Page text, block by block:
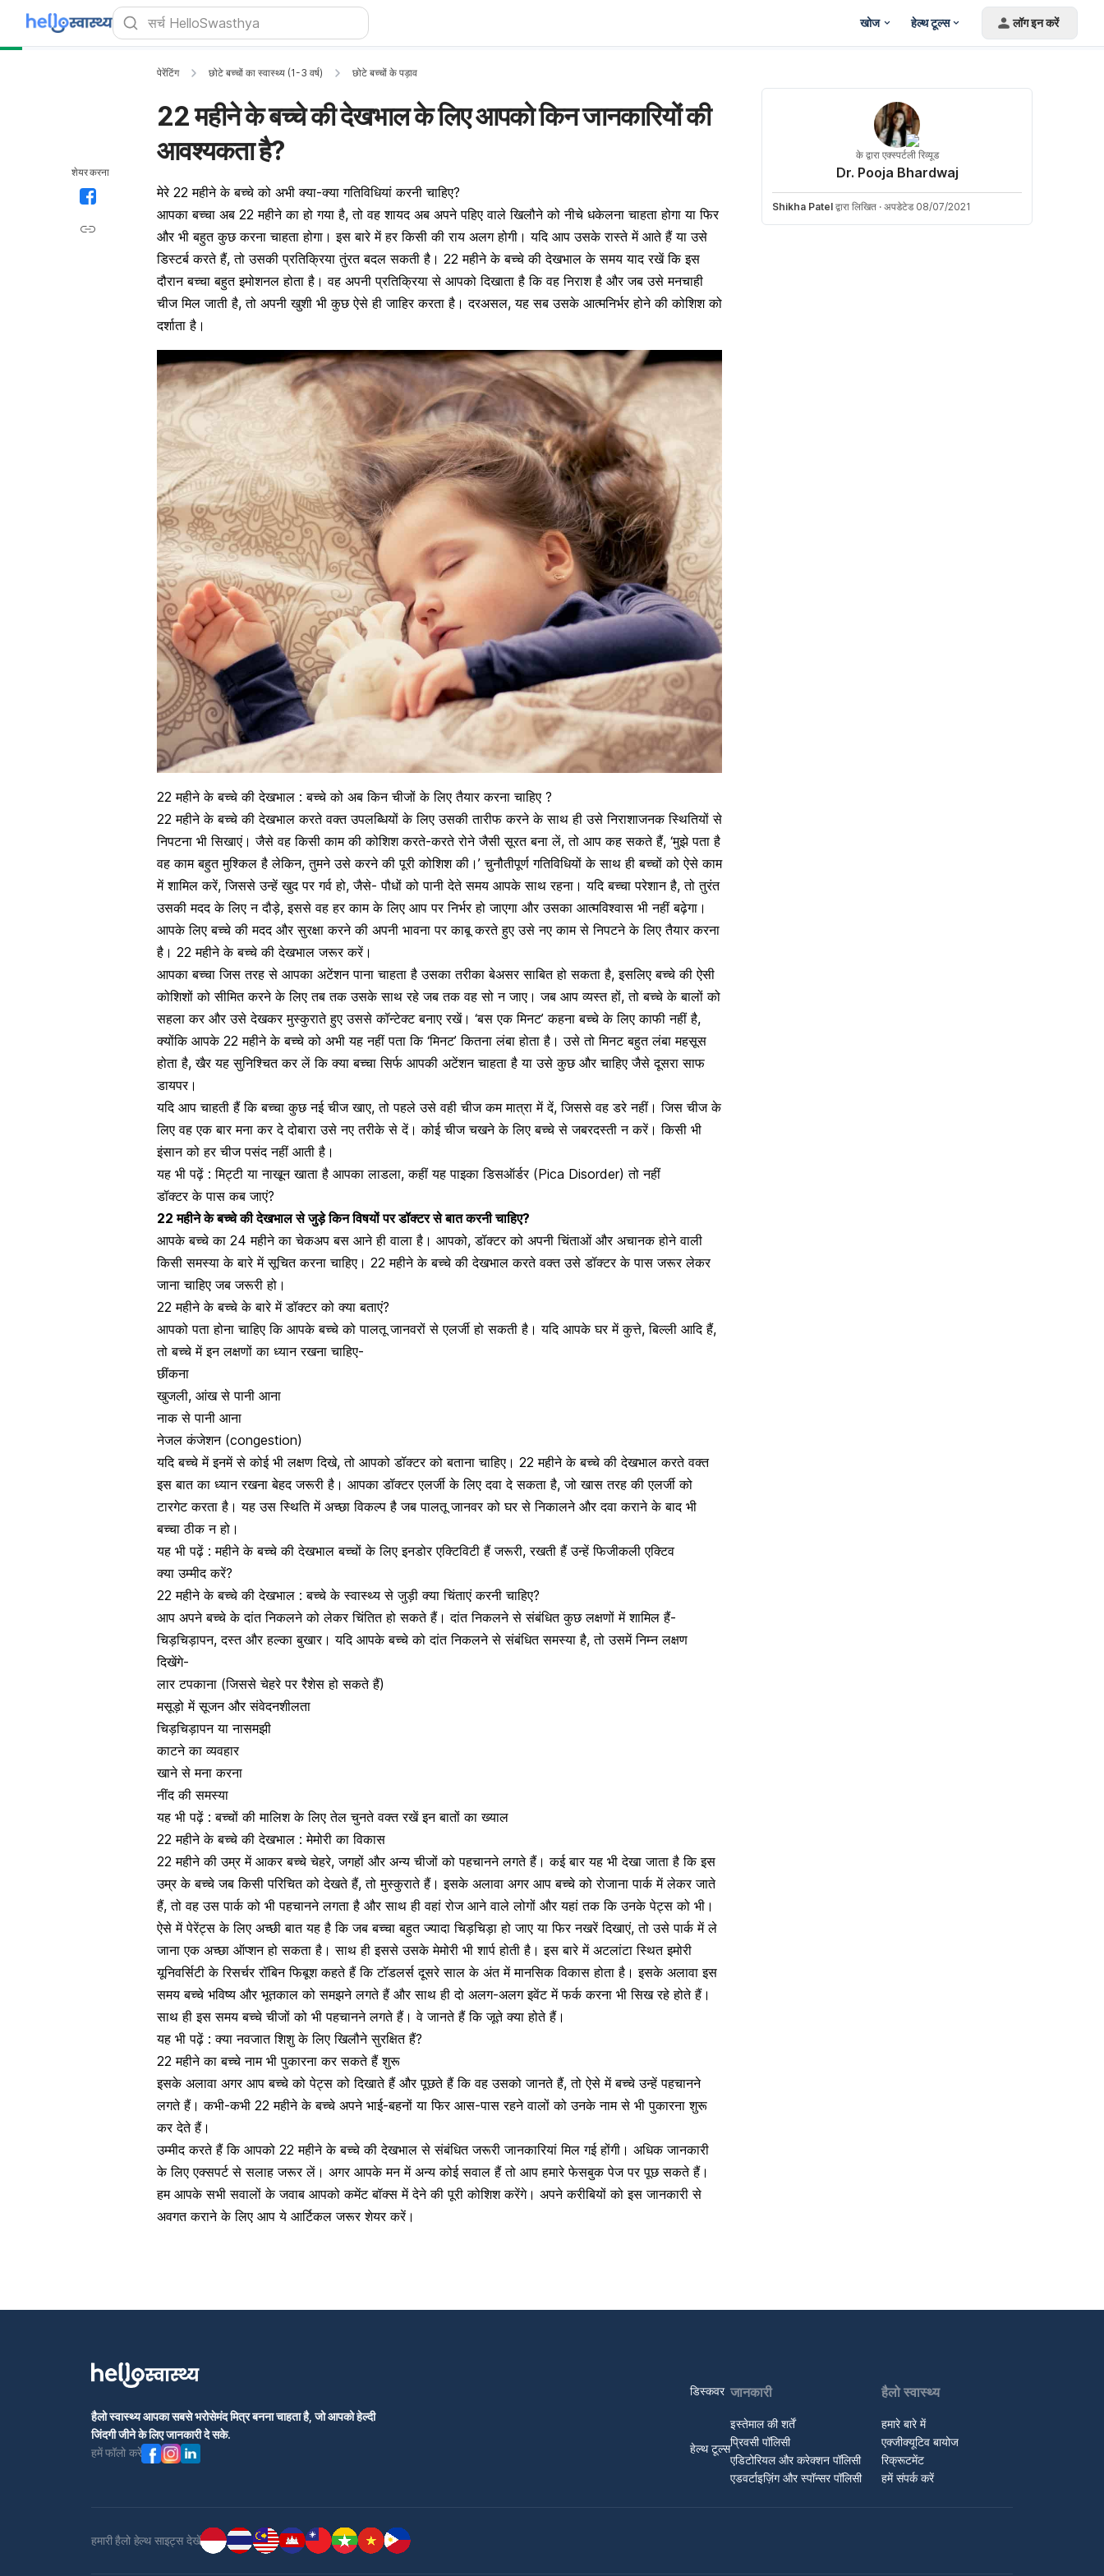
खोज हेल्थ टूल्स लॉग इन करें
शेयर करना
पेरेंटिंग छोटे बच्चों का स्वास्थ्य (1-3 वर्ष) छोटे बच्चों के पड़ाव
22 महीने के बच्चे की देखभाल के लिए आपको किन जानकारियों की
आवश्यकता है?
मेरे 22 महीने के बच्चे को अभी क्या-क्या गतिविधियां करनी चाहिए?
आपका बच्चा अब 22 महीने का हो गया है, तो वह शायद अब अपने पहिए वाले खिलौने को नीचे धकेलना चाहता होगा या फिर
और भी बहुत कुछ करना चाहता होगा। इस बारे में हर किसी की राय अलग होगी। यदि आप उसके रास्ते में आते हैं या उसे
डिस्टर्ब करते हैं, तो उसकी प्रतिक्रिया तुंरत बदल सकती है। 22 महीने के बच्चे की देखभाल के समय याद रखें कि इस
दौरान बच्चा बहुत इमोशनल होता है। वह अपनी प्रतिक्रिया से आपको दिखाता है कि वह निराश है और जब उसे मनचाही
चीज मिल जाती है, तो अपनी खुशी भी कुछ ऐसे ही जाहिर करता है। दरअसल, यह सब उसके आत्मनिर्भर होने की कोशिश को
दर्शाता है।
22 महीने के बच्चे की देखभाल : बच्चे को अब किन चीजों के लिए तैयार करना चाहिए ?
22 महीने के बच्चे की देखभाल करते वक्त उपलब्धियों के लिए उसकी तारीफ करने के साथ ही उसे निराशाजनक स्थितियों से
निपटना भी सिखाएं। जैसे वह किसी काम की कोशिश करते-करते रोने जैसी सूरत बना लें, तो आप कह सकते हैं, ‘मुझे पता है
वह काम बहुत मुश्किल है लेकिन, तुमने उसे करने की पूरी कोशिश की।’ चुनौतीपूर्ण गतिविधियों के साथ ही बच्चों को ऐसे काम
में शामिल करें, जिससे उन्हें खुद पर गर्व हो, जैसे- पौधों को पानी देते समय आपके साथ रहना। यदि बच्चा परेशान है, तो तुरंत
उसकी मदद के लिए न दौड़े, इससे वह हर काम के लिए आप पर निर्भर हो जाएगा और उसका आत्मविश्वास भी नहीं बढ़ेगा।
आपके लिए बच्चे की मदद और सुरक्षा करने की अपनी भावना पर काबू करते हुए उसे नए काम से निपटने के लिए तैयार करना
है। 22 महीने के बच्चे की देखभाल जरूर करें।
आपका बच्चा जिस तरह से आपका अटेंशन पाना चाहता है उसका तरीका बेअसर साबित हो सकता है, इसलिए बच्चे की ऐसी
कोशिशों को सीमित करने के लिए तब तक उसके साथ रहे जब तक वह सो न जाए। जब आप व्यस्त हों, तो बच्चे के बालों को
सहला कर और उसे देखकर मुस्कुराते हुए उससे कॉन्टेक्ट बनाए रखें। ‘बस एक मिनट’ कहना बच्चे के लिए काफी नहीं है,
क्योंकि आपके 22 महीने के बच्चे को अभी यह नहीं पता कि ‘मिनट’ कितना लंबा होता है। उसे तो मिनट बहुत लंबा महसूस
होता है, खैर यह सुनिश्चित कर लें कि क्या बच्चा सिर्फ आपकी अटेंशन चाहता है या उसे कुछ और चाहिए जैसे दूसरा साफ
डायपर।
यदि आप चाहती हैं कि बच्चा कुछ नई चीज खाए, तो पहले उसे वही चीज कम मात्रा में दें, जिससे वह डरे नहीं। जिस चीज के
लिए वह एक बार मना कर दे दोबारा उसे नए तरीके से दें। कोई चीज चखने के लिए बच्चे से जबरदस्ती न करें। किसी भी
इंसान को हर चीज पसंद नहीं आती है।
यह भी पढ़ें :मिट्टी या नाखून खाता है आपका लाडला, कहीं यह पाइका डिसऑर्डर (Pica Disorder) तो नहीं
डॉक्टर के पास कब जाएं?
22 महीने के बच्चे की देखभाल से जुड़े किन विषयों पर डॉक्टर से बात करनी चाहिए?
आपके बच्चे का 24 महीने का चेकअप बस आने ही वाला है। आपको, डॉक्टर को अपनी चिंताओं और अचानक होने वाली
किसी समस्या के बारे में सूचित करना चाहिए। 22 महीने के बच्चे की देखभाल करते वक्त उसे डॉक्टर के पास जरूर लेकर
जाना चाहिए जब जरूरी हो।
22 महीने के बच्चे के बारे में डॉक्टर को क्या बताएं?
आपको पता होना चाहिए कि आपके बच्चे को पालतू जानवरों से एलर्जी हो सकती है। यदि आपके घर में कुत्ते, बिल्ली आदि हैं,
तो बच्चे में इन लक्षणों का ध्यान रखना चाहिए-
छींकना
खुजली, आंख से पानी आना
नाक से पानी आना
नेजल कंजेशन (congestion)
यदि बच्चे में इनमें से कोई भी लक्षण दिखे, तो आपको डॉक्टर को बताना चाहिए। 22 महीने के बच्चे की देखभाल करते वक्त
इस बात का ध्यान रखना बेहद जरूरी है। आपका डॉक्टर एलर्जी के लिए दवा दे सकता है, जो खास तरह की एलर्जी को
टारगेट करता है। यह उस स्थिति में अच्छा विकल्प है जब पालतू जानवर को घर से निकालने और दवा कराने के बाद भी
बच्चा ठीक न हो।
यह भी पढ़ें : महीने के बच्चे की देखभालबच्चों के लिए इनडोर एक्टिविटी हैं जरूरी, रखती हैं उन्हें फिजीकली एक्टिव
क्या उम्मीद करें?
22 महीने के बच्चे की देखभाल : बच्चे के स्वास्थ्य से जुड़ी क्या चिंताएं करनी चाहिए?
आप अपनेबच्चे के दांत निकलनेको लेकर चिंतित हो सकते हैं। दांत निकलने से संबंधित कुछ लक्षणों में शामिल हैं-
चिड़चिड़ापन,दस्त और हल्का बुखार। यदि आपके बच्चे को दांत निकलने से संबंधित समस्या है, तो उसमें निम्न लक्षण
दिखेंगे-
लार टपकाना (जिससे चेहरे पर रैशेस हो सकते हैं)
मसूड़ो में सूजन और संवेदनशीलता
चिड़चिड़ापन या नासमझी
काटने का व्यवहार
खाने से मना करना
नींद की समस्या
यह भी पढ़ें :बच्चों की मालिश के लिए तेल चुनते वक्त रखें इन बातों का ख्याल
22 महीने के बच्चे की देखभाल : मेमोरी का विकास
22 महीने की उम्र में आकर बच्चे चेहरे, जगहों और अन्य चीजों को पहचानने लगते हैं। कई बार यह भी देखा जाता है कि इस
उम्र के बच्चे जब किसी परिचित को देखते हैं, तो मुस्कुराते हैं। इसके अलावा अगर आप बच्चे को रोजाना पार्क में लेकर जाते
हैं, तो वह उस पार्क को भी पहचानने लगता है और साथ ही वहां रोज आने वाले लोगों और यहां तक कि उनके पेट्स को भी।
ऐसे में पेरेंट्स के लिए अच्छी बात यह है कि जब बच्चा बहुत ज्यादा चिड़चिड़ा हो जाए या फिर नखरें दिखाएं, तो उसे पार्क में ले
जाना एक अच्छा ऑप्शन हो सकता है। साथ ही इससे उसके मेमोरी भी शार्प होती है। इस बारे में अटलांटा स्थित इमोरी
यूनिवर्सिटी के रिसर्चर रॉबिन फिबूश कहते हैं कि टॉडलर्स दूसरे साल के अंत मेंमानसिक विकास होता है। इसके अलावा इस
समय बच्चे भविष्य और भूतकाल को समझने लगते हैं और साथ ही दो अलग-अलग इवेंट में फर्क करना भी सिख रहे होते हैं।
साथ ही इस समय बच्चे चीजों को भी पहचानने लगते हैं। वे जानते हैं कि जूते क्या होते हैं।
यह भी पढ़ें :क्या नवजात शिशु के लिए खिलौने सुरक्षित हैं?
22 महीने का बच्चे नाम भी पुकारना कर सकते हैं शुरू
इसके अलावा अगर आप बच्चे को पेट्स को दिखाते हैं और पूछते हैं कि वह उसको जानते हैं, तो ऐसे में बच्चे उन्हें पहचानने
लगते हैं। कभी-कभी 22 महीने के बच्चे अपने भाई-बहनों या फिर आस-पास रहने वालों को उनके नाम से भी पुकारना शुरू
कर देते हैं।
उम्मीद करते हैं कि आपको 22 महीने के बच्चे की देखभाल से संबंधित जरूरी जानकारियां मिल गई होंगी। अधिक जानकारी
के लिए एक्सपर्ट से सलाह जरूर लें। अगर आपके मन में अन्य कोई सवाल हैं तो आप हमारे फेसबुक पेज पर पूछ सकते हैं।
हम आपके सभी सवालों के जवाब आपको कमेंट बॉक्स में देने की पूरी कोशिश करेंगे। अपने करीबियों को इस जानकारी से
अवगत कराने के लिए आप ये आर्टिकल जरूर शेयर करें।
के द्वारा एक्स्पर्टली रिव्यूड
Dr. Pooja Bhardwaj
Shikha Patel द्वारा लिखित · अपडेटेड 08/07/2021
हैलो स्वास्थ्य आपका सबसे भरोसेमंद मित्र बनना चाहता है, जो आपको हेल्दी
जिंदगी जीने के लिए जानकारी दे सके.
हमें फॉलो करें
डिस्कवर
हेल्थ टूल्स
जानकारी
इस्तेमाल की शर्तें
प्रिवसी पॉलिसी
एडिटोरियल और करेक्शन पॉलिसी
एडवर्टाइज़िंग और स्पॉन्सर पॉलिसी
हैलो स्वास्थ्य
हमारे बारे में
एक्जीक्यूटिव बायोज
रिक्रूटमेंट
हमें संपर्क करें
हमारी हैलो हेल्थ साइट्स देखें